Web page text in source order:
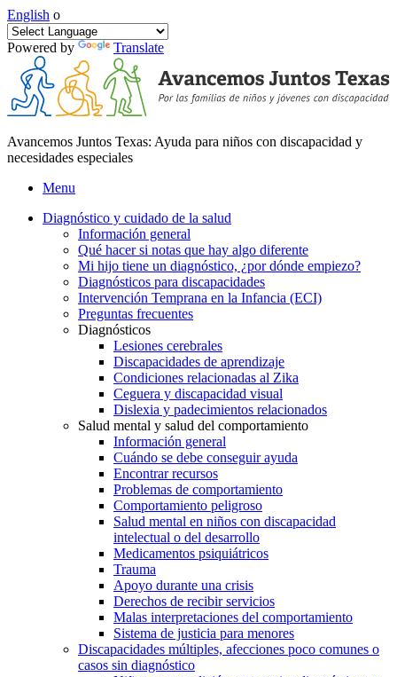
English o
Powered by Translate
Avancemos Juntos Texas: Ayuda para niños con discapacidad y
necesidades especiales
Menu
Diagnóstico y cuidado de la salud
Información general
Qué hacer si notas que hay algo diferente
Mi hijo tiene un diagnóstico, ¿por dónde empiezo?
Diagnósticos para discapacidades
Intervención Temprana en la Infancia (ECI)
Preguntas frecuentes
Diagnósticos
Lesiones cerebrales
Discapacidades de aprendizaje
Condiciones relacionadas al Zika
Ceguera y discapacidad visual
Dislexia y padecimientos relacionados
Salud mental y salud del comportamiento
Información general
Cuándo se debe conseguir ayuda
Encontrar recursos
Problemas de comportamiento
Comportamiento peligroso
Salud mental en niños con discapacidad
intelectual o del desarrollo
Medicamentos psiquiátricos
Trauma
Apoyo durante una crisis
Derechos de recibir servicios
Malas interpretaciones del comportamiento
Sistema de justicia para menores
Discapacidades múltiples, afecciones poco comunes o
casos sin diagnóstico